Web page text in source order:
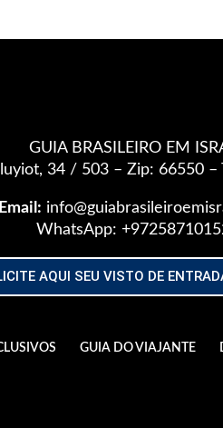
GUIA BRASILEIRO EM
34 / 503 – Zip: 66550 –
Email:
WhatsApp:
AQUI SEU VISTO DE
GUIA DO VIAJANTE